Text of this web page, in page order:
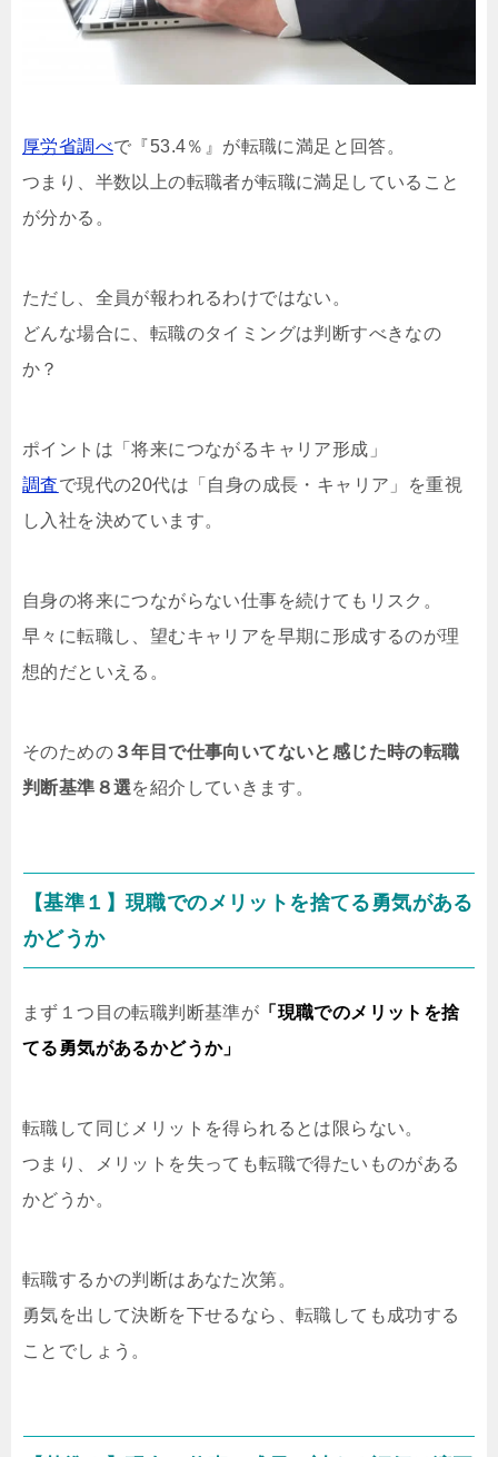
厚労省調べで『53.4％』が転職に満足と回答。
つまり、半数以上の転職者が転職に満足していること
が分かる。
ただし、全員が報われるわけではない。
どんな場合に、転職のタイミングは判断すべきなの
か？
ポイントは「将来につながるキャリア形成」
調査で現代の20代は「自身の成長・キャリア」を重視
し入社を決めています。
自身の将来につながらない仕事を続けてもリスク。
早々に転職し、望むキャリアを早期に形成するのが理
想的だといえる。
そのための ３年目で仕事向いてないと感じた時の転職
判断基準８選を紹介していきます。
【基準１】現職でのメリットを捨てる勇気がある
かどうか
まず１つ目の転職判断基準が 「現職でのメリットを捨
てる勇気があるかどうか」
転職して同じメリットを得られるとは限らない。
つまり、メリットを失っても転職で得たいものがある
かどうか。
転職するかの判断はあなた次第。
勇気を出して決断を下せるなら、転職しても成功する
ことでしょう。